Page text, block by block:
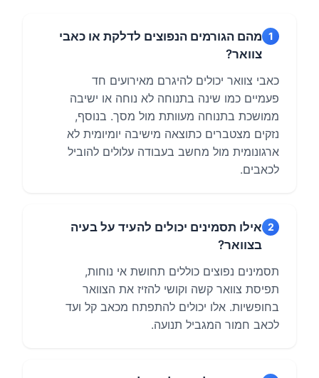
1 מהם הגורמים הנפוצים לדלקת או כאבי
צוואר?
כאבי צוואר יכולים להיגרם מאירועים חד
פעמיים כמו שינה בתנוחה לא נוחה או ישיבה
ממושכת בתנוחה מעוותת מול מסך. בנוסף,
נזקים מצטברים כתוצאה מישיבה יומיומית לא
ארגונומית מול מחשב בעבודה עלולים להוביל
לכאבים.
2 אילו תסמינים יכולים להעיד על בעיה
בצוואר?
תסמינים נפוצים כוללים תחושת אי נוחות,
תפיסת צוואר קשה וקושי להזיז את הצוואר
בחופשיות. אלו יכולים להתפתח מכאב קל ועד
לכאב חמור המגביל תנועה.